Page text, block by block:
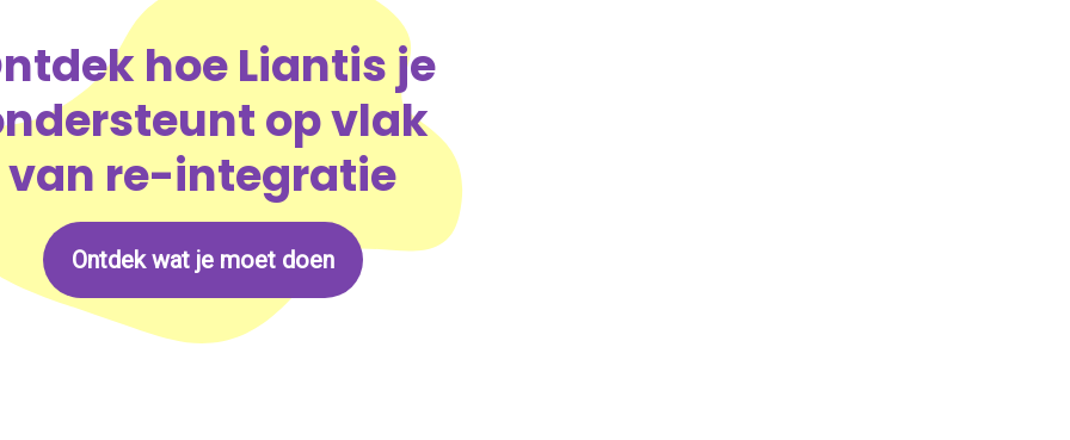
hoe Liantis je
op vlak
van re-integratie
Ontdek wat je moet doen